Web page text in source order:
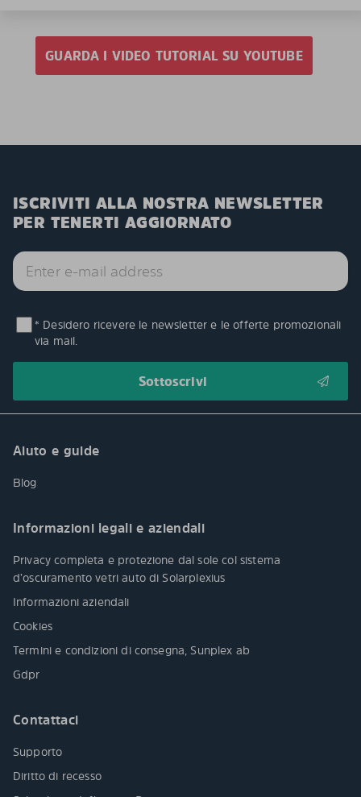
GUARDA I VIDEO TUTORIAL SU YOUTUBE
ISCRIVITI ALLA NOSTRA NEWSLETTER
PER TENERTI AGGIORNATO
* Desidero ricevere le newsletter e le offerte promozionali
via mail.
Aiuto e guide
Blog
Informazioni legali e aziendali
Privacy completa e protezione dal sole col sistema
d’oscuramento vetri auto di Solarplexius
Informazioni aziendali
Cookies
Termini e condizioni di consegna, Sunplex ab
Gdpr
Contattaci
Supporto
Diritto di recesso